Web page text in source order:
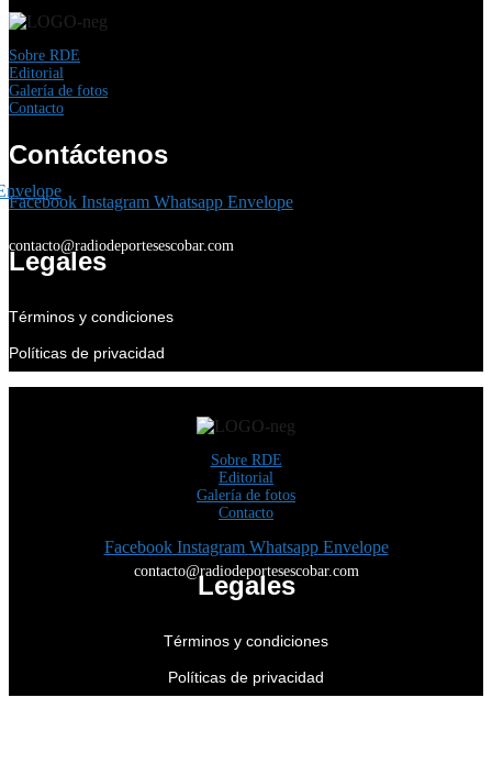
Sobre RDE
Editorial
Galería de fotos
Contacto
Contáctenos
Facebook Instagram Whatsapp Envelope
contacto@radiodeportesescobar.com
Legales
Términos y condiciones
Políticas de privacidad
Sobre RDE
Editorial
Galería de fotos
Contacto
Facebook Instagram Whatsapp Envelope
contacto@radiodeportesescobar.com
Legales
Términos y condiciones
Políticas de privacidad